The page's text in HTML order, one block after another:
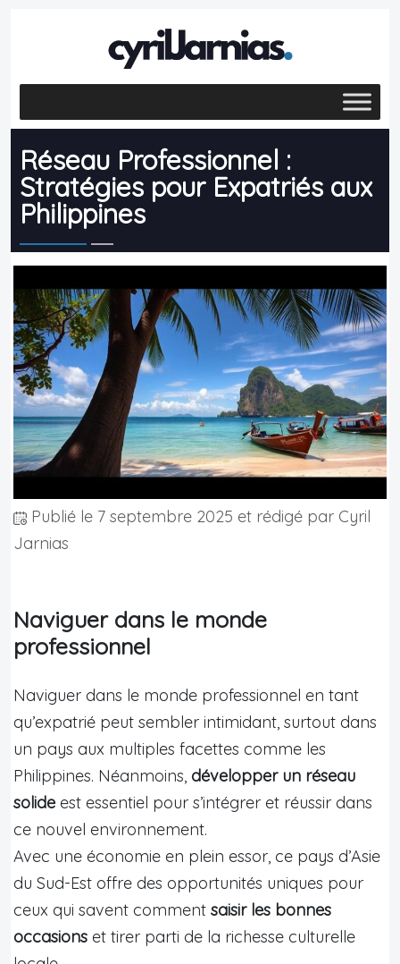
Réseau Professionnel :
Stratégies pour Expatriés aux
Philippines
Publié le 7 septembre 2025 et rédigé par Cyril
Jarnias
Naviguer dans le monde
professionnel
Naviguer dans le monde professionnel en tant
qu’expatrié peut sembler intimidant, surtout dans
un pays aux multiples facettes comme les
Philippines. Néanmoins, développer un réseau
solide est essentiel pour s’intégrer et réussir dans
ce nouvel environnement.
Avec une économie en plein essor, ce pays d’Asie
du Sud-Est offre des opportunités uniques pour
ceux qui savent comment saisir les bonnes
occasions et tirer parti de la richesse culturelle